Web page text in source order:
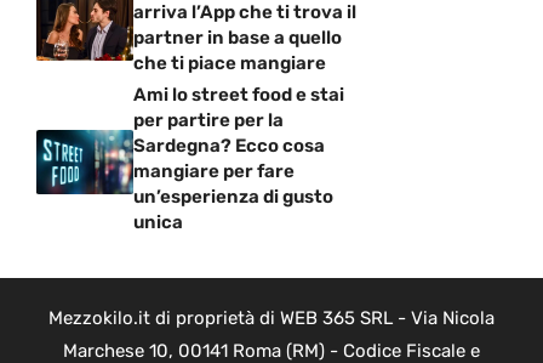
arriva l’App che ti trova il
partner in base a quello
che ti piace mangiare
Ami lo street food e stai
per partire per la
Sardegna? Ecco cosa
mangiare per fare
un’esperienza di gusto
unica
Mezzokilo.it di proprietà di WEB 365 SRL - Via Nicola
Marchese 10, 00141 Roma (RM) - Codice Fiscale e